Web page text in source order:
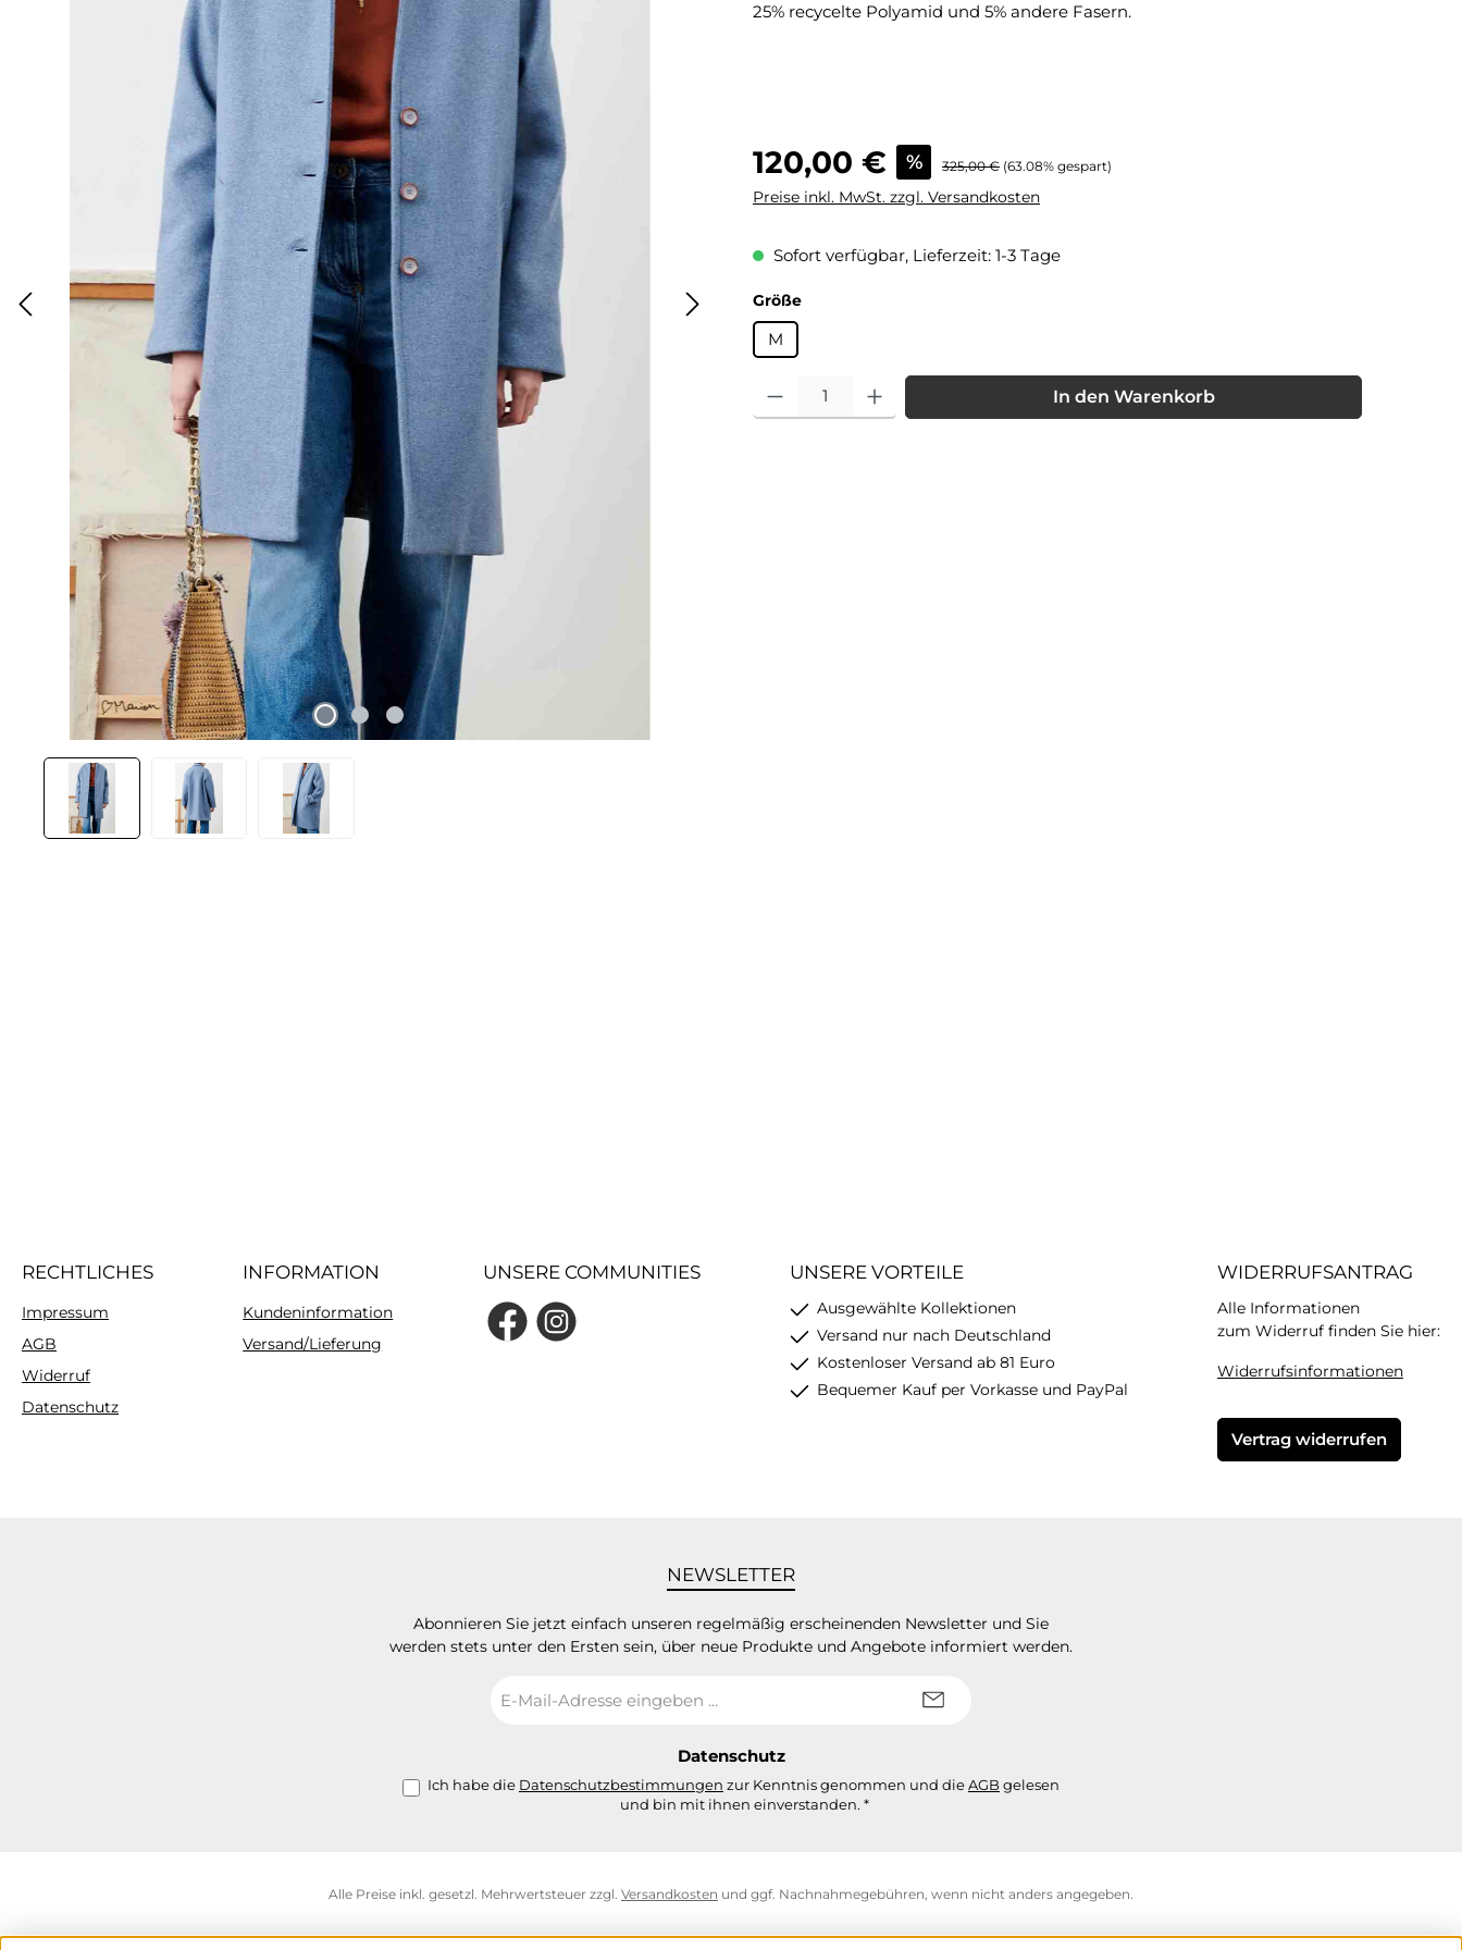
25% recycelte Polyamid und 5% andere Fasern.
Verkaufspreis:
120,00 € % Regulärer Preis:
325,00 € (63.08% gespart)
Preise inkl. MwSt. zzgl. Versandkosten
Sofort verfügbar, Lieferzeit: 1-3 Tage
Größeauswählen
M
Produkt Anzahl: Gib den gewünschten Wert ein oder benutze die Schaltflächen um die
In den Warenkorb
RECHTLICHES
Impressum
AGB
Widerruf
Datenschutz
INFORMATION
Kundeninformation
Versand/Lieferung
UNSERE COMMUNITIES
FacebookInstagram
UNSERE VORTEILE
Ausgewählte Kollektionen
Versand nur nach Deutschland
Kostenloser Versand ab 81 Euro
Bequemer Kauf per Vorkasse und PayPal
WIDERRUFSANTRAG
Alle Informationen
zum Widerruf finden Sie hier:
Widerrufsinformationen
Vertrag widerrufen
NEWSLETTER
Abonnieren Sie jetzt einfach unseren regelmäßig erscheinenden Newsletter und Sie
werden stets unter den Ersten sein, über neue Produkte und Angebote informiert werden.
Mail-
Datenschutz
Ich habe die Datenschutzbestimmungen zur Kenntnis genommen und dieAGB gelesen
und bin mit ihnen einverstanden. *
Alle Preise inkl. gesetzl. Mehrwertsteuer zzgl. Versandkosten und ggf. Nachnahmegebühren, wenn nicht anders angegeben.